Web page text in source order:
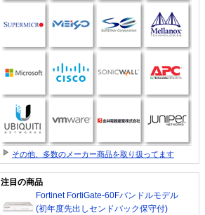
その他、多数のメーカー商品を取り扱ってます
注目の商品
Fortinet FortiGate-60Fバンドルモデル
(初年度先出しセンドバック保守付)